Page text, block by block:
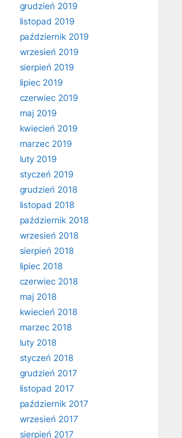
grudzień 2019
listopad 2019
październik 2019
wrzesień 2019
sierpień 2019
lipiec 2019
czerwiec 2019
maj 2019
kwiecień 2019
marzec 2019
luty 2019
styczeń 2019
grudzień 2018
listopad 2018
październik 2018
wrzesień 2018
sierpień 2018
lipiec 2018
czerwiec 2018
maj 2018
kwiecień 2018
marzec 2018
luty 2018
styczeń 2018
grudzień 2017
listopad 2017
październik 2017
wrzesień 2017
sierpień 2017